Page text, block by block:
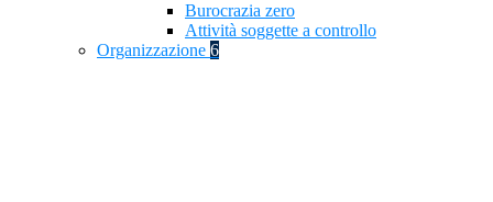
Burocrazia zero
Attività soggette a controllo
Organizzazione 6